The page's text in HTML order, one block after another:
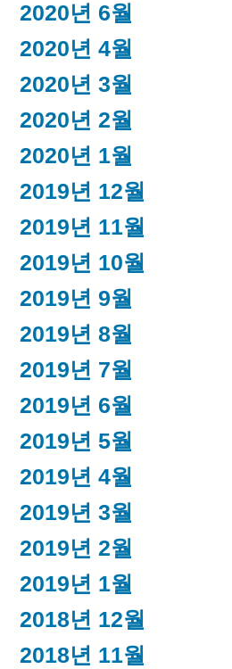
2020년 6월
2020년 4월
2020년 3월
2020년 2월
2020년 1월
2019년 12월
2019년 11월
2019년 10월
2019년 9월
2019년 8월
2019년 7월
2019년 6월
2019년 5월
2019년 4월
2019년 3월
2019년 2월
2019년 1월
2018년 12월
2018년 11월